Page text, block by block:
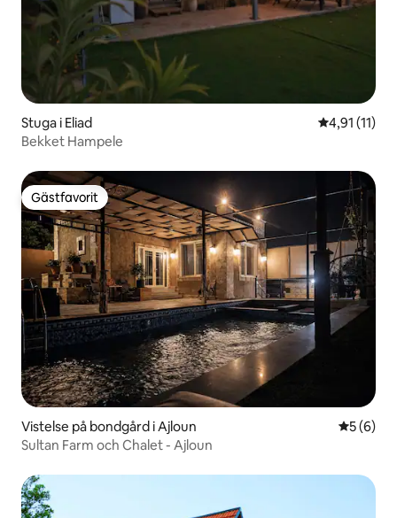
Stuga i Eliad 4,91 av 5 i
4,91 (11)
Bekket Hampele
Gästfavorit
Gästfavorit
Vistelse på bondgård i Ajloun 5 av 5 i
5 (6)
Sultan Farm och Chalet - Ajloun